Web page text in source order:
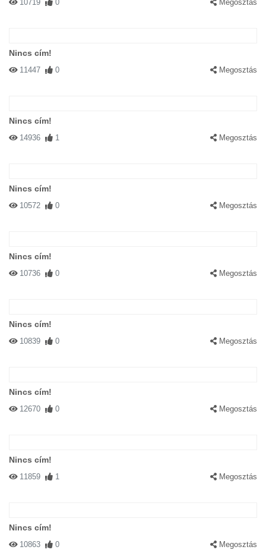
10719 0 Megosztás
Nincs cím!
11447 0 Megosztás
Nincs cím!
14936 1 Megosztás
Nincs cím!
10572 0 Megosztás
Nincs cím!
10736 0 Megosztás
Nincs cím!
10839 0 Megosztás
Nincs cím!
12670 0 Megosztás
Nincs cím!
11859 1 Megosztás
Nincs cím!
10863 0 Megosztás